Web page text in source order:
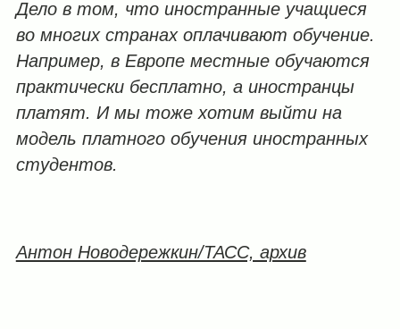
Дело в том, что иностранные учащиеся
во многих странах оплачивают обучение.
Например, в Европе местные обучаются
практически бесплатно, а иностранцы
платят. И мы тоже хотим выйти на
модель платного обучения иностранных
студентов.
Антон Новодережкин/ТАСС, архив